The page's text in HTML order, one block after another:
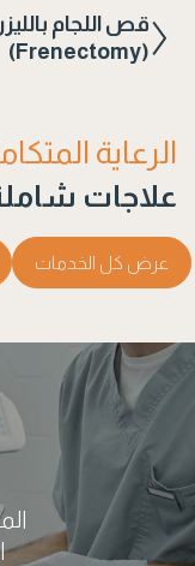
قص اللجام بالليزر
(Frenectomy)
الرعاية
علاجات
عرض كل الخدمات